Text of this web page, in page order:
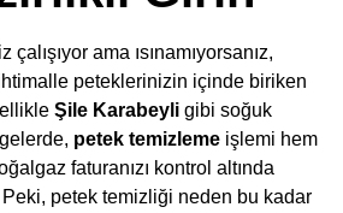
çalışıyor ama ısınamıyorsanız,
peteklerinizin içinde biriken
Şile Karabeyli gibi soğuk
petek temizleme işlemi hem
faturanızı kontrol altında
petek temizliği neden bu kadar